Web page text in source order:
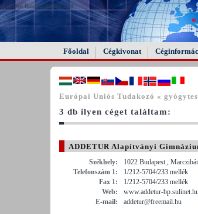
some flash content, not
Főoldal Cégkivonat
Európai Uniós Tudakozó «
3 db ilyen céget találtam:
ADDETUR Alapítványi
Székhely:
1022 Budapest ,
Telefonszám 1:
1/212-5704/233 mellék
Fax 1:
1/212-5704/233 mellék
Web:
www.addetur-bp.sulinet.hu
E-mail:
addetur@freemail.hu